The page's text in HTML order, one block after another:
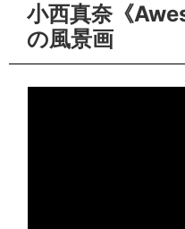
小西真奈《
の風景画